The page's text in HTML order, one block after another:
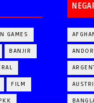
GAMES
BANJIR
FILM